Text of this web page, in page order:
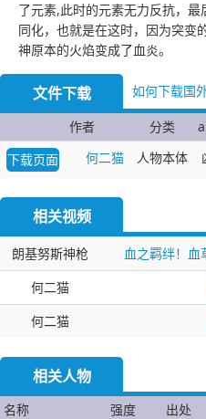
了元素,此时的元素无力反抗，
同化，也就是在这时，因为突变
神原本的火焰变成了血炎。
文件下载 如何下载国
作者 分类
下载页面
何二猫 人物本体
相关视频
朗基努斯神枪
血之羁绊！
何二猫
何二猫
相关人物
名称 强度 出处